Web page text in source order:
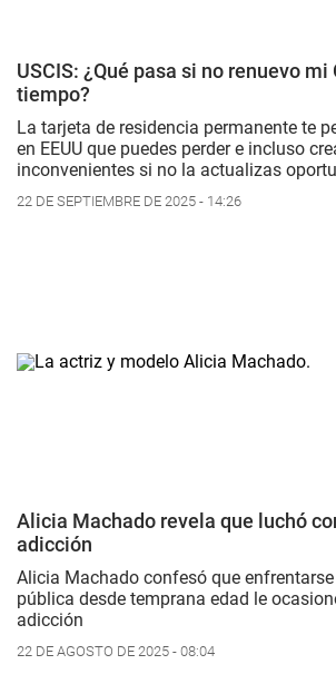
USCIS: ¿Qué pasa si no renuevo mi
tiempo?
La tarjeta de residencia permanente te
en EEUU que puedes perder e incluso
inconvenientes si no la actualizas
22 DE SEPTIEMBRE DE 2025 - 14:26
Alicia Machado revela que luchó
adicción
Alicia Machado confesó que
pública desde temprana edad le
adicción
22 DE AGOSTO DE 2025 - 08:04